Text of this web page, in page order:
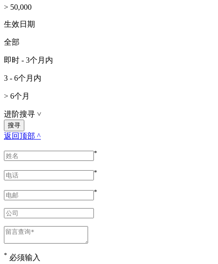
> 50,000
生效日期
全部
即时 - 3个月内
3 - 6个月内
> 6个月
进阶搜寻 ˅
返回顶部 ^
*
*
*
* 必须输入